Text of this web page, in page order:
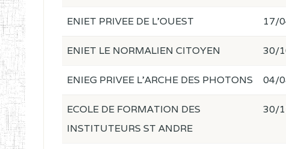
ENIET PRIVEE DE L'OUEST 17/
ENIET LE NORMALIEN CITOYEN 30/
ENIEG PRIVEE L'ARCHE DES PHOTONS 04/
ECOLE DE FORMATION DES
INSTITUTEURS ST ANDRE
30/